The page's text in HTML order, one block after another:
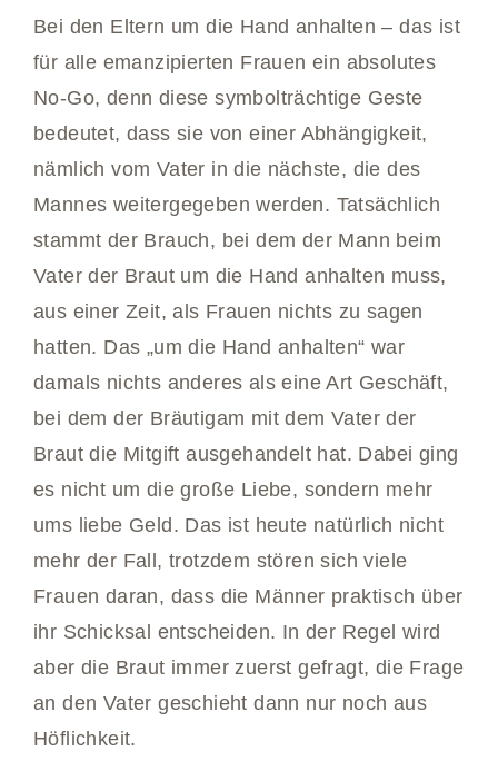
Bei den Eltern um die Hand anhalten – das ist
für alle emanzipierten Frauen ein absolutes
No-Go, denn diese symbolträchtige Geste
bedeutet, dass sie von einer Abhängigkeit,
nämlich vom Vater in die nächste, die des
Mannes weitergegeben werden. Tatsächlich
stammt der Brauch, bei dem der Mann beim
Vater der Braut um die Hand anhalten muss,
aus einer Zeit, als Frauen nichts zu sagen
hatten. Das „um die Hand anhalten“ war
damals nichts anderes als eine Art Geschäft,
bei dem der Bräutigam mit dem Vater der
Braut die Mitgift ausgehandelt hat. Dabei ging
es nicht um die große Liebe, sondern mehr
ums liebe Geld. Das ist heute natürlich nicht
mehr der Fall, trotzdem stören sich viele
Frauen daran, dass die Männer praktisch über
ihr Schicksal entscheiden. In der Regel wird
aber die Braut immer zuerst gefragt, die Frage
an den Vater geschieht dann nur noch aus
Höflichkeit.